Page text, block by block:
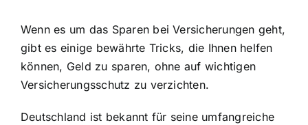
Wenn es um das Sparen bei Versicherungen geht,
gibt es einige bewährte Tricks, die Ihnen helfen
können, Geld zu sparen, ohne auf wichtigen
Versicherungsschutz zu verzichten.
Deutschland ist bekannt für seine umfangreiche